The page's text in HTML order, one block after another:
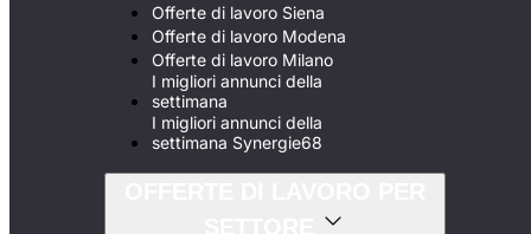
Offerte di lavoro Siena
Offerte di lavoro Modena
Offerte di lavoro Milano
I migliori annunci della
settimana
I migliori annunci della
settimana Synergie68